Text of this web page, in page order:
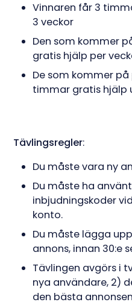
Vinnaren får 3
3 veckor
Den som kommer
gratis hjälp per
De som kommer
timmar gratis hjälp
Tävlingsregler:
Du måste vara ny
Du måste ha
inbjudningskoder
konto.
Du måste lägga
annons, innan 30:e
Tävlingen avgörs i
nya användare, 2)
den bästa